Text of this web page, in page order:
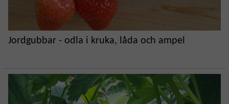
Jordgubbar - odla i kruka, låda och ampel